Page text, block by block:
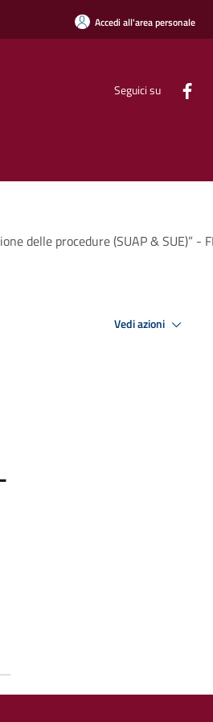
Accedi all'area personale
Seguici su
procedure (SUAP & SUE)” -
Vedi azioni